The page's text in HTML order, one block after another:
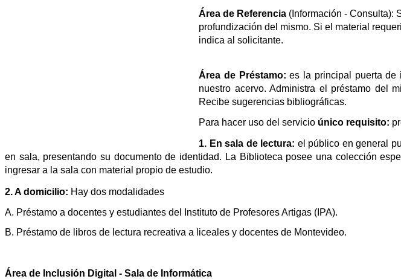
Área de Referencia (Información - Consulta):
profundización del mismo. Si el material
indica al solicitante.
Área de Préstamo:es la principal puerta de
nuestro acervo. Administra el préstamo del
Recibe sugerencias bibliográficas.
Para hacer uso del servicio único requisito:
1. En sala de lectura: el público en general
en sala, presentando su documento de identidad. La Biblioteca posee una colección
ingresar a la sala con material propio de estudio.
2. A domicilio: Hay dos modalidades
A. Préstamo a docentes y estudiantes del Instituto de Profesores Artigas (IPA).
B. Préstamo de libros de lectura recreativa a liceales y docentes de Montevideo.
Área de Inclusión Digital - Sala de Informática